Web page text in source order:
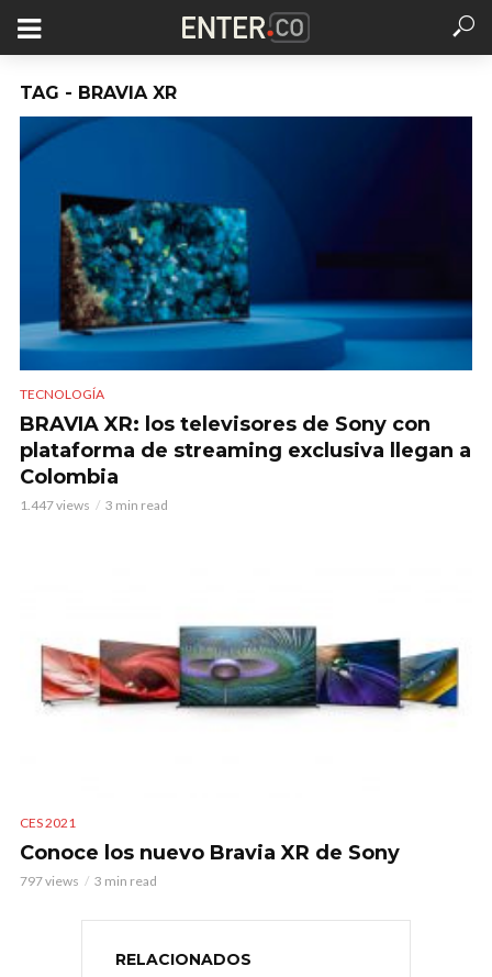
TAG - BRAVIA XR
TECNOLOGÍA
BRAVIA XR: los televisores de Sony con
plataforma de streaming exclusiva llegan a
Colombia
1.447 views 3 min read
CES 2021
Conoce los nuevo Bravia XR de Sony
797 views 3 min read
RELACIONADOS